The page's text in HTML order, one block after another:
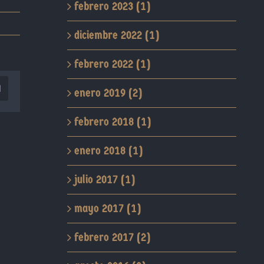
febrero 2023 (1)
diciembre 2022 (1)
febrero 2022 (1)
enero 2019 (2)
febrero 2018 (1)
enero 2018 (1)
julio 2017 (1)
mayo 2017 (1)
febrero 2017 (2)